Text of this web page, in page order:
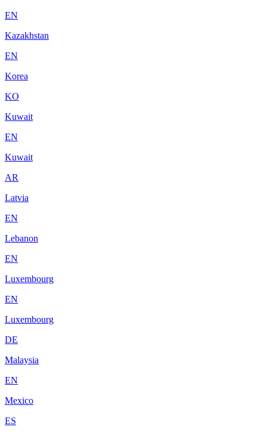
EN
Kazakhstan
EN
Korea
KO
Kuwait
EN
Kuwait
AR
Latvia
EN
Lebanon
EN
Luxembourg
EN
Luxembourg
DE
Malaysia
EN
Mexico
ES